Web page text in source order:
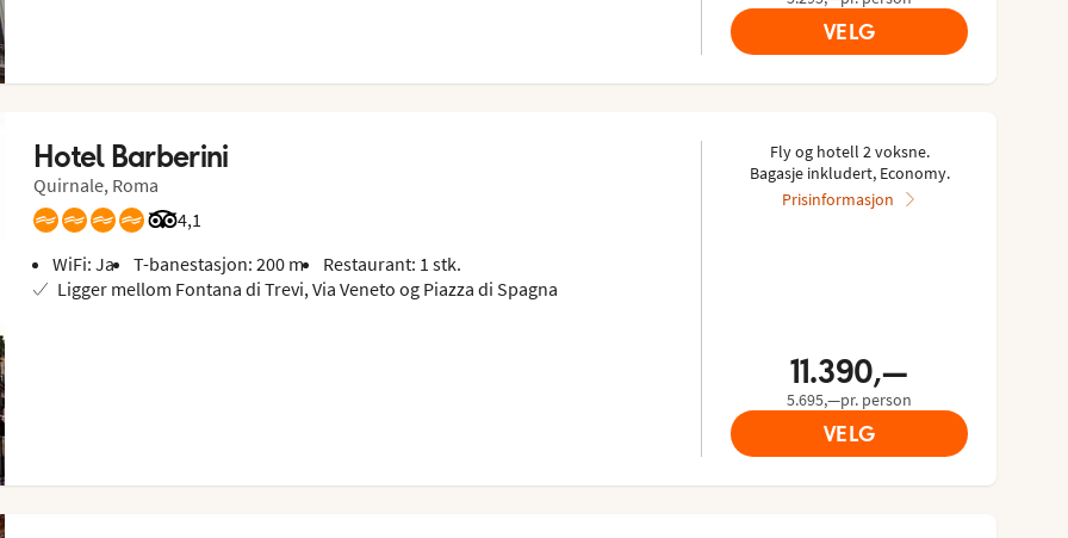
VELG
Hotel Barberini
Quirnale, Roma
4,1
Vurdering fra Tripadvisor: 4.1 of 5
WiFi: Ja
T-banestasjon: 200 m
Restaurant: 1 stk.
Ligger mellom Fontana di Trevi, Via Veneto og Piazza di Spagna
Fly og hotell 2 voksne.
Bagasje inkludert, Economy.
Prisinformasjon
11.390,—
5.695,—pr. person
VELG